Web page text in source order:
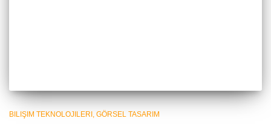
BILIŞIM TEKNOLOJILERI GÖRSEL TASARIM